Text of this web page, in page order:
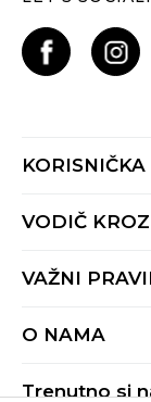
Provjeri status
Radno vrijeme 9-
VODIČ
Načini isporuke
Reklamacije
VAŽNI
Pravila
O NAMA
Trenutno si